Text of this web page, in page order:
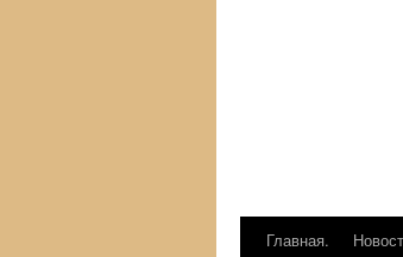
Перейти
Главная.